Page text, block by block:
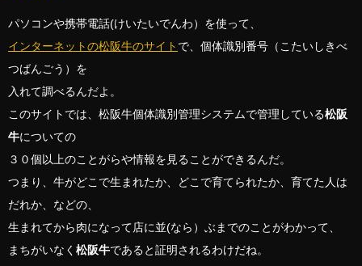
パソコンや携帯電話(けいたいでんわ）を使って、
インターネットの松阪牛のサイト で、個体識別番号（こたいしきべ
つばんごう）を
入れて調べるんだよ。
このサイトでは、松阪牛個体識別管理システムで管理している松阪
牛についての
３０個以上のことがらや情報を見ることができるんだ。
つまり、牛がどこで生まれたか、どこで育てられたか、育てた人は
だれか、などの、
生まれてから肉になって店に並(なら）ぶまでのことがわかって、
まちがいなく 松阪牛であると証明されるわけだね。